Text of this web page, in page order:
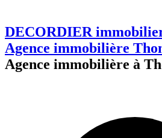
DECORDIER
Agence immobilière
Agence immobilière à